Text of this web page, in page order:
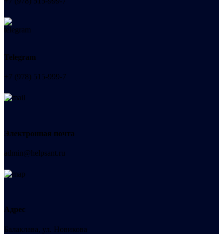
Telegram
+7 (978) 515-999-7
Электронная почта
admin@helpsant.ru
Адрес
Балаклава, ул. Новикова